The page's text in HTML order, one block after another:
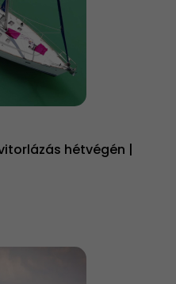
hétvégén |